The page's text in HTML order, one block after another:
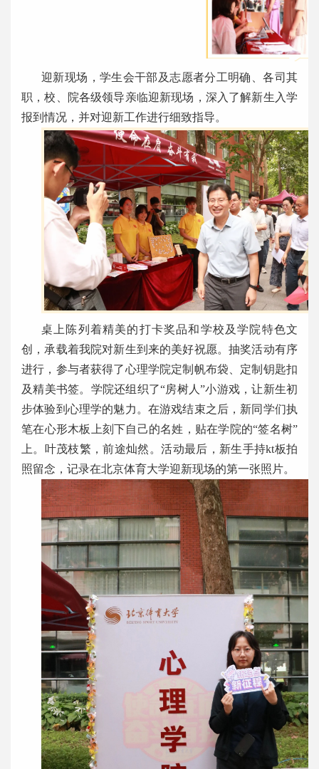
迎新现场，学生会干部及志愿者分工明确、各司其
职，校、院各级领导亲临迎新现场，深入了解新生入学
报到情况，并对迎新工作进行细致指导。
桌上陈列着精美的打卡奖品和学校及学院特色文
创，承载着我院对新生到来的美好祝愿。抽奖活动有序
进行，参与者获得了心理学院定制帆布袋、定制钥匙扣
及精美书签。学院还组织了“房树人”小游戏，让新生初
步体验到心理学的魅力。在游戏结束之后，新同学们执
笔在心形木板上刻下自己的名姓，贴在学院的“签名树”
上。叶茂枝繁，前途灿然。活动最后，新生手持kt板拍
照留念，记录在北京体育大学迎新现场的第一张照片。